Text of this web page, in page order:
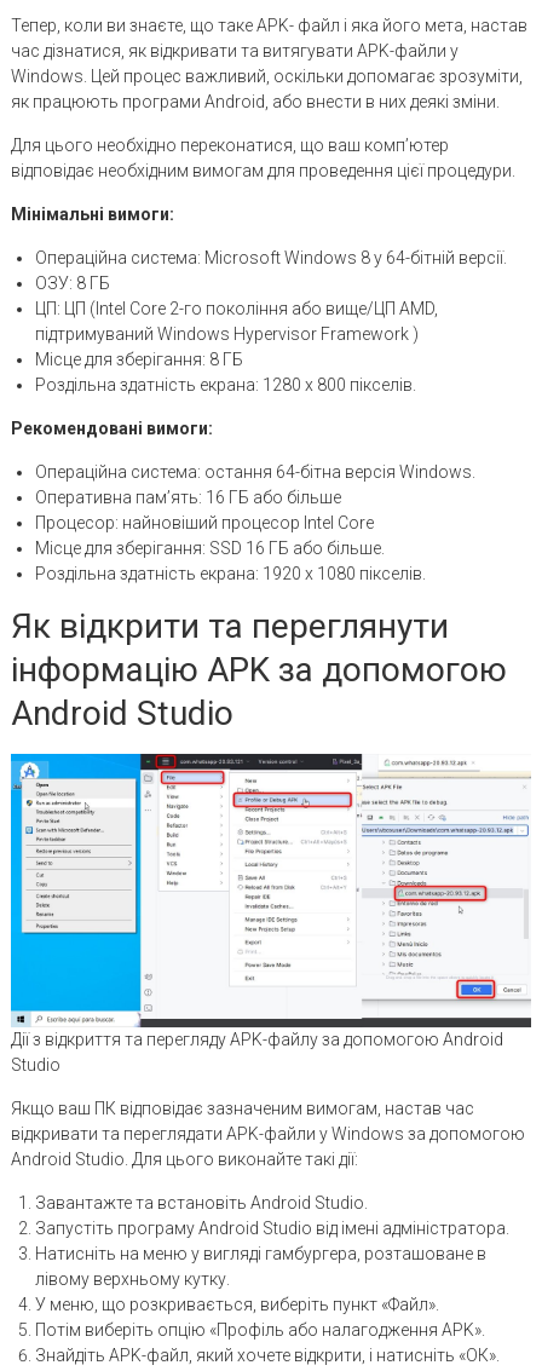
Тепер, коли ви знаєте, що таке APK- файл і яка його мета, настав
час дізнатися, як відкривати та витягувати APK-файли у
Windows. Цей процес важливий, оскільки допомагає зрозуміти,
як працюють програми Android, або внести в них деякі зміни.
Для цього необхідно переконатися, що ваш комп’ютер
відповідає необхідним вимогам для проведення цієї процедури.
Мінімальні вимоги:
Операційна система: Microsoft Windows 8 у 64-бітній версії.
ОЗУ: 8 ГБ
ЦП: ЦП (Intel Core 2-го покоління або вище/ЦП AMD,
підтримуваний Windows Hypervisor Framework )
Місце для зберігання: 8 ГБ
Роздільна здатність екрана: 1280 х 800 пікселів.
Рекомендовані вимоги:
Операційна система: остання 64-бітна версія Windows.
Оперативна пам’ять: 16 ГБ або більше
Процесор: найновіший процесор Intel Core
Місце для зберігання: SSD 16 ГБ або більше.
Роздільна здатність екрана: 1920 x 1080 пікселів.
Як відкрити та переглянути
інформацію APK за допомогою
Android Studio
Дії з відкриття та перегляду APK-файлу за допомогою Android
Studio
Якщо ваш ПК відповідає зазначеним вимогам, настав час
відкривати та переглядати APK-файли у Windows за допомогою
Android Studio. Для цього виконайте такі дії:
Завантажте та встановіть Android Studio.
Запустіть програму Android Studio від імені адміністратора.
Натисніть на меню у вигляді гамбургера, розташоване в
лівому верхньому кутку.
У меню, що розкривається, виберіть пункт «Файл».
Потім виберіть опцію «Профіль або налагодження APK».
Знайдіть APK-файл, який хочете відкрити, і натисніть «ОК».